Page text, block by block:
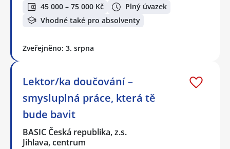
45 000 – 75 000 Kč
Plný úvazek
Vhodné také pro absolventy
Zveřejněno: 3. srpna
Lektor/ka doučování –
smysluplná práce, která tě
bude bavit
BASIC Česká republika, z.s.
Jihlava, centrum